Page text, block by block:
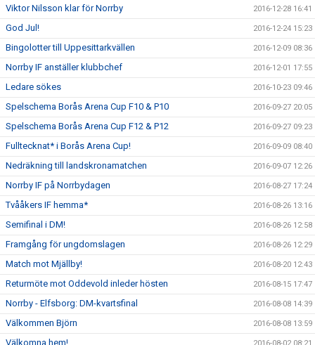
Viktor Nilsson klar för Norrby 2016-12-28 16:41
God Jul! 2016-12-24 15:23
Bingolotter till Uppesittarkvällen 2016-12-09 08:36
Norrby IF anställer klubbchef 2016-12-01 17:55
Ledare sökes 2016-10-23 09:46
Spelschema Borås Arena Cup F10 & P10 2016-09-27 20:05
Spelschema Borås Arena Cup F12 & P12 2016-09-27 09:23
Fulltecknat* i Borås Arena Cup! 2016-09-09 08:40
Nedräkning till landskronamatchen 2016-09-07 12:26
Norrby IF på Norrbydagen 2016-08-27 17:24
Tvååkers IF hemma* 2016-08-26 13:16
Semifinal i DM! 2016-08-26 12:58
Framgång för ungdomslagen 2016-08-26 12:29
Match mot Mjällby! 2016-08-20 12:43
Returmöte mot Oddevold inleder hösten 2016-08-15 17:47
Norrby - Elfsborg: DM-kvartsfinal 2016-08-08 14:39
Välkommen Björn 2016-08-08 13:59
Välkomna hem!